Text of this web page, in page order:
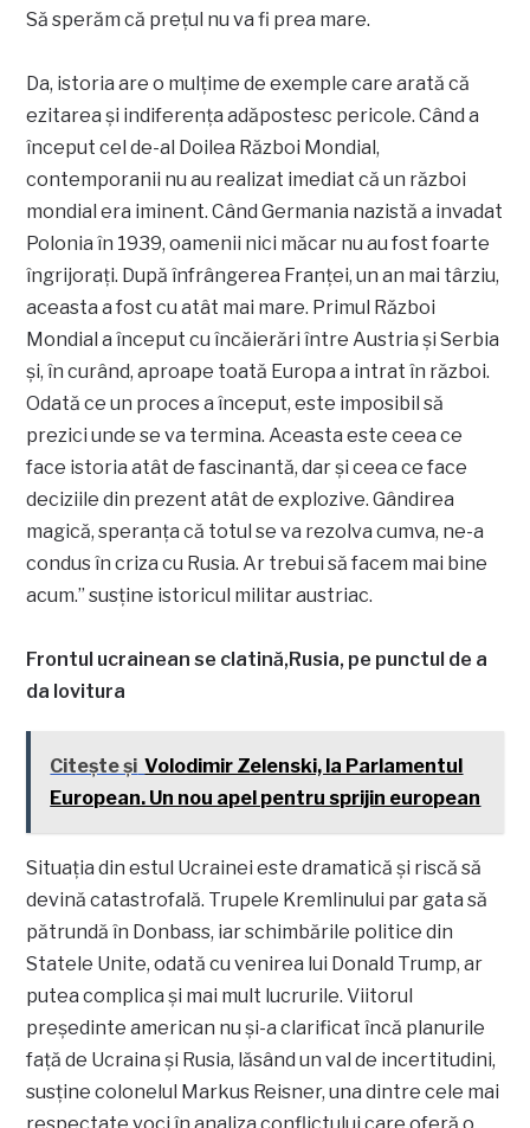
Să sperăm că prețul nu va fi prea mare.
Da, istoria are o mulțime de exemple care arată că
ezitarea și indiferența adăpostesc pericole. Când a
început cel de-al Doilea Război Mondial,
contemporanii nu au realizat imediat că un război
mondial era iminent. Când Germania nazistă a invadat
Polonia în 1939, oamenii nici măcar nu au fost foarte
îngrijorați. După înfrângerea Franței, un an mai târziu,
aceasta a fost cu atât mai mare. Primul Război
Mondial a început cu încăierări între Austria și Serbia
și, în curând, aproape toată Europa a intrat în război.
Odată ce un proces a început, este imposibil să
prezici unde se va termina. Aceasta este ceea ce
face istoria atât de fascinantă, dar și ceea ce face
deciziile din prezent atât de explozive. Gândirea
magică, speranța că totul se va rezolva cumva, ne-a
condus în criza cu Rusia. Ar trebui să facem mai bine
acum.” susține istoricul militar austriac.
Frontul ucrainean se clatină,Rusia, pe punctul de a
da lovitura
Citește și Volodimir Zelenski, la Parlamentul
European. Un nou apel pentru sprijin european
Situația din estul Ucrainei este dramatică și riscă să
devină catastrofală. Trupele Kremlinului par gata să
pătrundă în Donbass, iar schimbările politice din
Statele Unite, odată cu venirea lui Donald Trump, ar
putea complica și mai mult lucrurile. Viitorul
președinte american nu și-a clarificat încă planurile
față de Ucraina și Rusia, lăsând un val de incertitudini,
susține colonelul Markus Reisner, una dintre cele mai